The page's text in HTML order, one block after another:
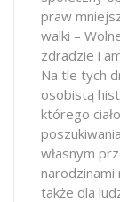
praw
walki –
zdradzie i
Na tle tych
osobistą
którego
własnym
narodzinami
także dla